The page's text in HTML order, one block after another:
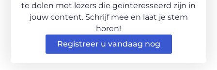
te delen met lezers die geïnteresseerd zijn in
jouw content. Schrijf mee en laat je stem
horen!
Registreer u vandaag nog